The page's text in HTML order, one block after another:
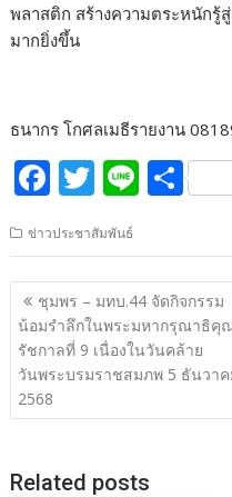
พลาสติก สร้างความตระหนักรู้
มากยิ่งขึ้น
ธนากร โกศลเมธีรายงาน
F
e
b
o
o
k
T
itt
er
Li
e
S
ar
e
ข่าวประชาสัมพันธ์
แนะแนว
เรื่อง
ชุมพร – มทบ.44 จัดกิจกรรม
น้อมรำลึกในพระมหากรุณาธิคุ
รัชกาลที่ 9 เนื่องในวันคล้าย
วันพระบรมราชสมภพ 5 ธันวา
2568
Related posts